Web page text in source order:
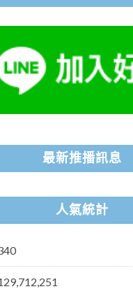
最新推播訊息
人氣統計